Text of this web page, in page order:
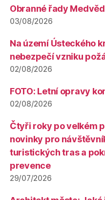
Obranné řady
03/08/2026
Na území Ústeckého
nebezpečí vzniku
02/08/2026
FOTO: Letní opravy
02/08/2026
Čtyři roky po velkém
novinky pro
turistických tras a
prevence
29/07/2026